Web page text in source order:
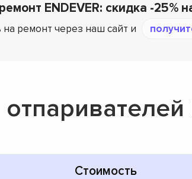
ENDEVER: скидка -25%
ремонт через наш сайт и
Стоимость